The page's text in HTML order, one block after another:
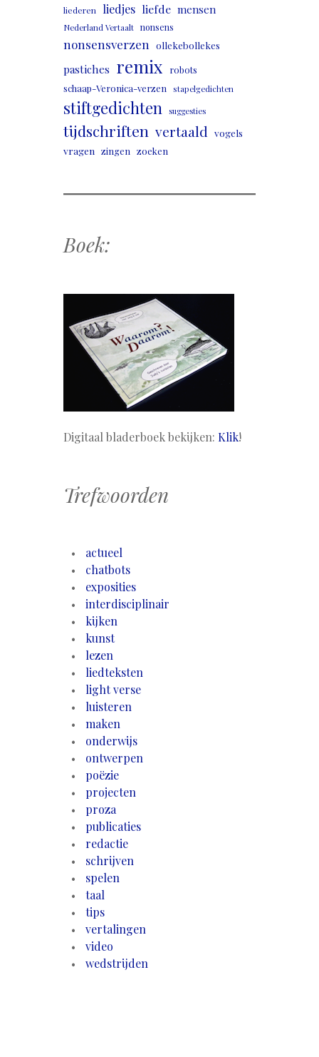
liederen liedjes liefde mensen
Nederland Vertaalt nonsens
nonsensverzen ollekebollekes
pastiches remix
robots
schaap-Veronica-verzen stapelgedichten
stiftgedichten suggesties
tijdschriften vertaald vogels
vragen zingen zoeken
Boek:
Digitaal bladerboek bekijken: Klik!
Trefwoorden
actueel
chatbots
exposities
interdisciplinair
kijken
kunst
lezen
liedteksten
light verse
luisteren
maken
onderwijs
ontwerpen
poëzie
projecten
proza
publicaties
redactie
schrijven
spelen
taal
tips
vertalingen
video
wedstrijden